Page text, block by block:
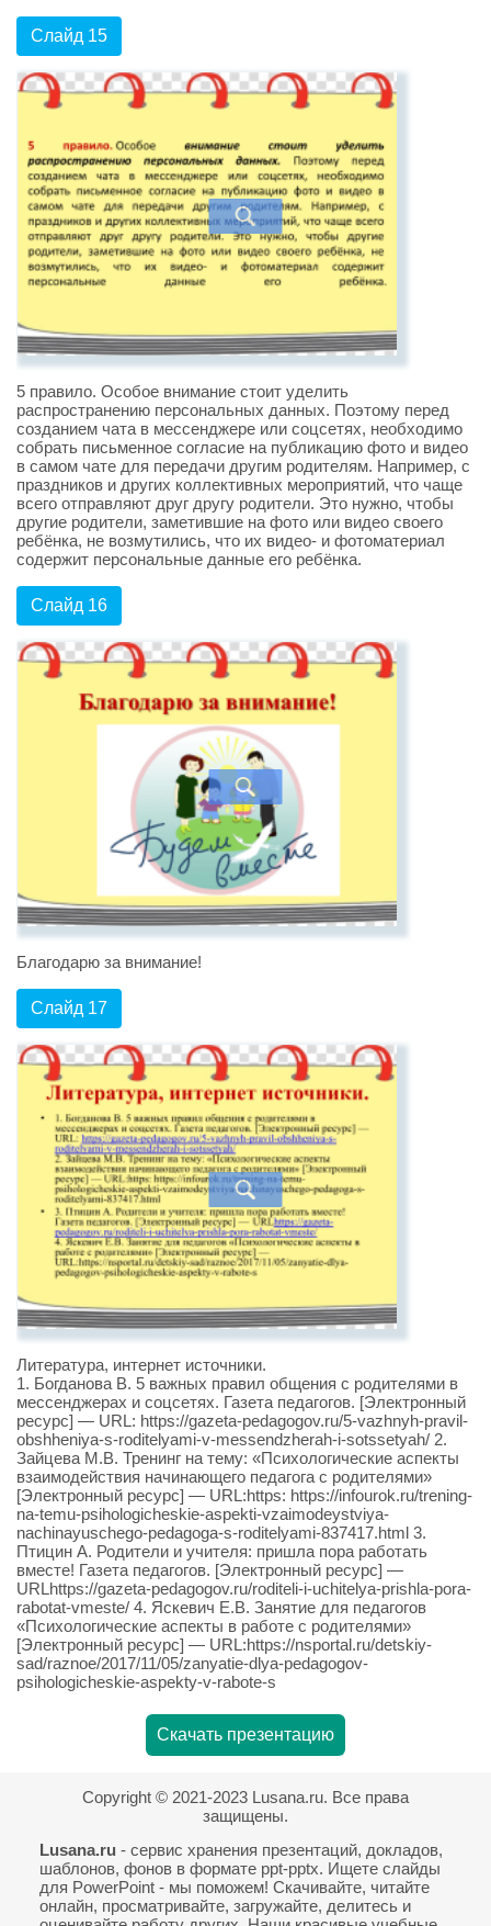
Слайд 15
5 правило. Особое внимание стоит уделить
распространению персональных данных. Поэтому перед
созданием чата в мессенджере или соцсетях, необходимо
собрать письменное согласие на публикацию фото и видео
в самом чате для передачи другим родителям. Например, с
праздников и других коллективных мероприятий, что чаще
всего отправляют друг другу родители. Это нужно, чтобы
другие родители, заметившие на фото или видео своего
ребёнка, не возмутились, что их видео- и фотоматериал
содержит персональные данные его ребёнка.
Слайд 16
Благодарю за внимание!
Слайд 17
Литература, интернет источники.
1. Богданова В. 5 важных правил общения с родителями в
мессенджерах и соцсетях. Газета педагогов. [Электронный
ресурс] — URL: https://gazeta-pedagogov.ru/5-vazhnyh-pravil-
obshheniya-s-roditelyami-v-messendzherah-i-sotssetyah/ 2.
Зайцева М.В. Тренинг на тему: «Психологические аспекты
взаимодействия начинающего педагога с родителями»
[Электронный ресурс] — URL:https: https://infourok.ru/trening-
na-temu-psihologicheskie-aspekti-vzaimodeystviya-
nachinayuschego-pedagoga-s-roditelyami-837417.html 3.
Птицин А. Родители и учителя: пришла пора работать
вместе! Газета педагогов. [Электронный ресурс] —
URLhttps://gazeta-pedagogov.ru/roditeli-i-uchitelya-prishla-pora-
rabotat-vmeste/ 4. Яскевич Е.В. Занятие для педагогов
«Психологические аспекты в работе с родителями»
[Электронный ресурс] — URL:https://nsportal.ru/detskiy-
sad/raznoe/2017/11/05/zanyatie-dlya-pedagogov-
psihologicheskie-aspekty-v-rabote-s
Скачать презентацию
Copyright © 2021-2023 Lusana.ru. Все права
защищены.
Lusana.ru - сервис хранения презентаций, докладов,
шаблонов, фонов в формате ppt-pptx. Ищете слайды
для PowerPoint - мы поможем! Скачивайте, читайте
онлайн, просматривайте, загружайте, делитесь и